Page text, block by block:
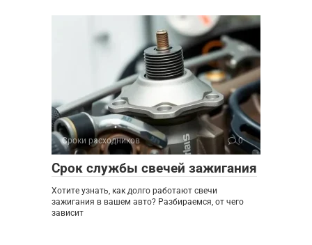
Сроки расходников 0
Срок службы свечей зажигания
Хотите узнать, как долго работают свечи
зажигания в вашем авто? Разбираемся, от чего
зависит